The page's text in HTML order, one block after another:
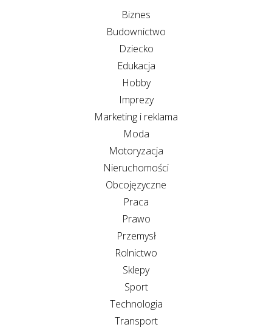
Biznes
Budownictwo
Dziecko
Edukacja
Hobby
Imprezy
Marketing i reklama
Moda
Motoryzacja
Nieruchomości
Obcojęzyczne
Praca
Prawo
Przemysł
Rolnictwo
Sklepy
Sport
Technologia
Transport